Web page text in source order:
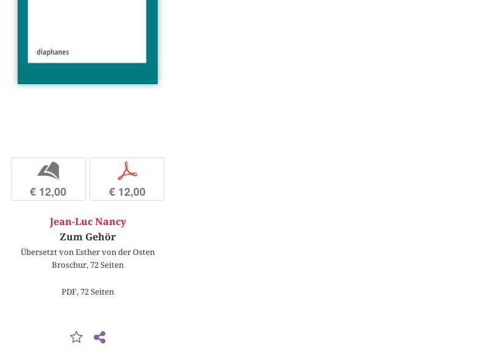
b
€ 12,00
p
€ 12,00
Jean-Luc Nancy
Zum Gehör
Übersetzt von Esther von der Osten
Broschur, 72 Seiten
PDF, 72 Seiten